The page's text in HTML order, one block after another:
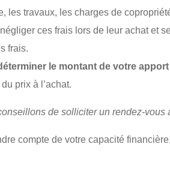
les travaux, les charges de
ces frais lors de leur achat et
frais.
le montant de votre
prix à l’achat.
de solliciter un rendez-vous
compte de votre capacité